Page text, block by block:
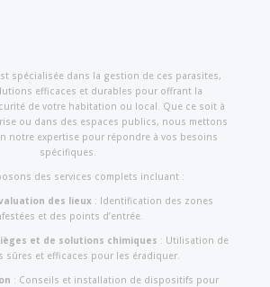
spécialisée dans la gestion de ces parasites,
efficaces et durables pour offrant la
de votre habitation ou local. Que ce soit à
ou dans des espaces publics, nous mettons
notre expertise pour répondre à vos besoins
spécifiques.
des services complets incluant :
des lieux: Identification des zones
et des points d’entrée.
et de solutions chimiques : Utilisation de
sûres et efficaces pour les éradiquer.
: Conseils et installation de dispositifs pour